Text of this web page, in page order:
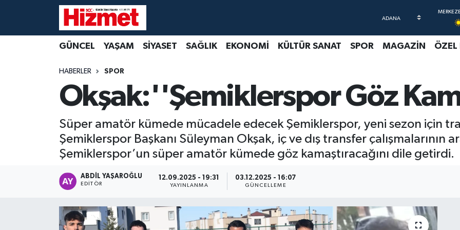
GÜNCEL YAŞAM SİYASET SAĞLIK EKONOMİ KÜLTÜR SANAT SPOR MAGAZİN ÖZEL
HABERLER SPOR
Okşak:''Şemiklerspor Göz
Süper amatör kümede mücadele edecek Şemiklerspor, yeni sezon için
Şemiklerspor Başkanı Süleyman Okşak, iç ve dış transfer çalışmalarının
Şemiklerspor’un süper amatör kümede göz kamaştıracağını dile getirdi.
ABDIL YAŞAROĞLU
EDITÖR
12.09.2025 - 19:31
YAYINLANMA
03.12.2025 - 16:07
GÜNCELLEME
SİYASET
EKONOMİ
MAGAZİN
Denizli Nöbetçi Eczaneler
Denizli Trafik Yoğunluk Haritası
Süper Lig Puan Durumu ve Fikstür
Tüm Manşetler